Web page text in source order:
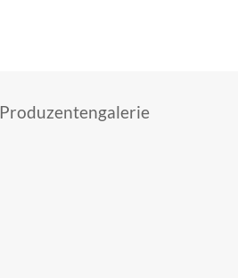
Produzentengalerie